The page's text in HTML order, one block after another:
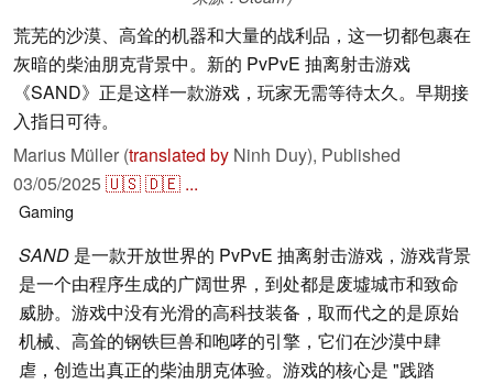
荒芜的沙漠、高耸的机器和大量的战利品，这一切都包裹在
灰暗的柴油朋克背景中。新的 PvPvE 抽离射击游戏
《SAND》正是这样一款游戏，玩家无需等待太久。早期接
入指日可待。
Marius Müller (translated by Ninh Duy), Published
03/05/2025🇺🇸🇩🇪 ...
Gaming
SAND 是一款开放世界的 PvPvE 抽离射击游戏，游戏背景
是一个由程序生成的广阔世界，到处都是废墟城市和致命
威胁。游戏中没有光滑的高科技装备，取而代之的是原始
机械、高耸的钢铁巨兽和咆哮的引擎，它们在沙漠中肆
虐，创造出真正的柴油朋克体验。游戏的核心是 "践踏